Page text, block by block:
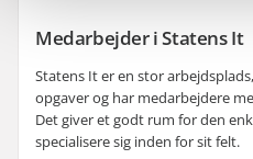
Medarbejder i Statens It
Statens It er en stor
opgaver og har medarbejdere
Det giver et godt rum for den
specialisere sig inden for sit felt.